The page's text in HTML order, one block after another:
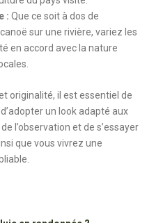
: Que ce soit à dos de
sur une rivière, variez les
en accord avec la nature
originalité, il est essentiel de
un look adapté aux
l’observation et de s’essayer
que vous vivrez une